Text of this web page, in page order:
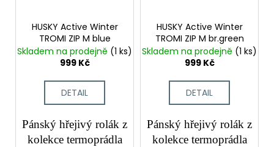
HUSKY Active Winter
TROMI ZIP M blue
Skladem na prodejně (1 ks)
999 Kč
DETAIL
Pánský hřejivý rolák z
kolekce termoprádla
HUSKY Active Winter
TROMI ZIP M br.green
Skladem na prodejně (1 ks)
999 Kč
DETAIL
Pánský hřejivý rolák z
kolekce termoprádla